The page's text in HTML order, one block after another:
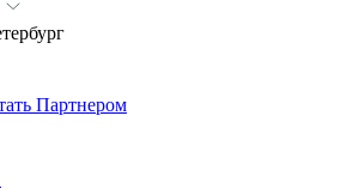
Партнером